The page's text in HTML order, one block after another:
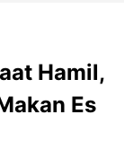
Hamil,
Es